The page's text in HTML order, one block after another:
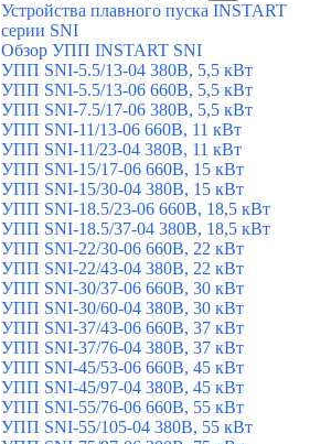
Устройства плавного пуска INSTART
серии SNI
Обзор УПП INSTART SNI
УПП SNI-5.5/13-04 380В, 5,5 кВт
УПП SNI-5.5/13-06 660В, 5,5 кВт
УПП SNI-7.5/17-06 380В, 5,5 кВт
УПП SNI-11/13-06 660В, 11 кВт
УПП SNI-11/23-04 380В, 11 кВт
УПП SNI-15/17-06 660В, 15 кВт
УПП SNI-15/30-04 380В, 15 кВт
УПП SNI-18.5/23-06 660В, 18,5 кВт
УПП SNI-18.5/37-04 380В, 18,5 кВт
УПП SNI-22/30-06 660В, 22 кВт
УПП SNI-22/43-04 380В, 22 кВт
УПП SNI-30/37-06 660В, 30 кВт
УПП SNI-30/60-04 380В, 30 кВт
УПП SNI-37/43-06 660В, 37 кВт
УПП SNI-37/76-04 380В, 37 кВт
УПП SNI-45/53-06 660В, 45 кВт
УПП SNI-45/97-04 380В, 45 кВт
УПП SNI-55/76-06 660В, 55 кВт
УПП SNI-55/105-04 380В, 55 кВт